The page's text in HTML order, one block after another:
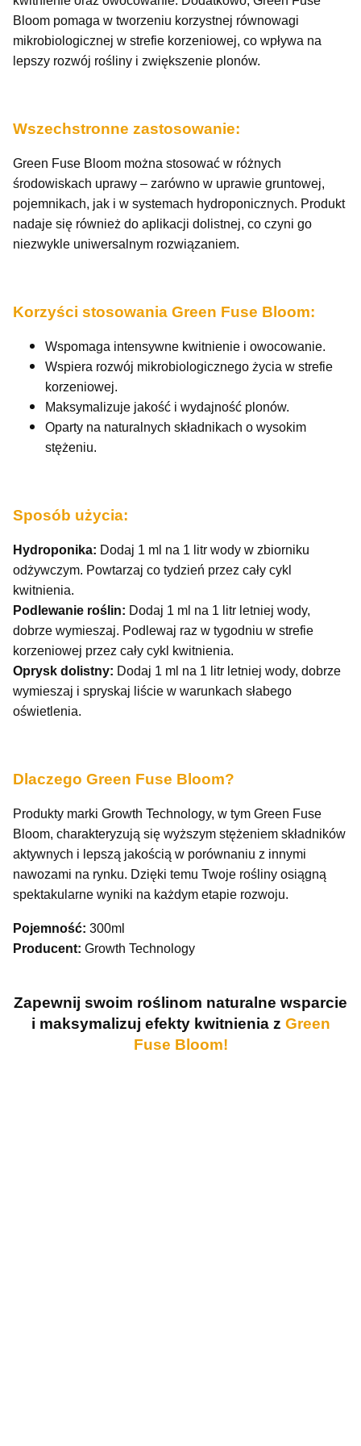
Bloom pomaga w tworzeniu korzystnej równowagi
mikrobiologicznej w strefie korzeniowej, co wpływa na
lepszy rozwój rośliny i zwiększenie plonów.
Wszechstronne zastosowanie:
Green Fuse Bloom można stosować w różnych
środowiskach uprawy – zarówno w uprawie gruntowej,
pojemnikach, jak i w systemach hydroponicznych. Produkt
nadaje się również do aplikacji dolistnej, co czyni go
niezwykle uniwersalnym rozwiązaniem.
Korzyści stosowania Green Fuse Bloom:
Wspomaga intensywne kwitnienie i owocowanie.
Wspiera rozwój mikrobiologicznego życia w strefie
korzeniowej.
Maksymalizuje jakość i wydajność plonów.
Oparty na naturalnych składnikach o wysokim
stężeniu.
Sposób użycia:
Hydroponika: Dodaj 1 ml na 1 litr wody w zbiorniku
odżywczym. Powtarzaj co tydzień przez cały cykl
kwitnienia.
Podlewanie roślin: Dodaj 1 ml na 1 litr letniej wody,
dobrze wymieszaj. Podlewaj raz w tygodniu w strefie
korzeniowej przez cały cykl kwitnienia.
Oprysk dolistny: Dodaj 1 ml na 1 litr letniej wody, dobrze
wymieszaj i spryskaj liście w warunkach słabego
oświetlenia.
Dlaczego Green Fuse Bloom?
Produkty marki Growth Technology, w tym Green Fuse
Bloom, charakteryzują się wyższym stężeniem składników
aktywnych i lepszą jakością w porównaniu z innymi
nawozami na rynku. Dzięki temu Twoje rośliny osiągną
spektakularne wyniki na każdym etapie rozwoju.
Pojemność: 300ml
Producent: Growth Technology
Zapewnij swoim roślinom naturalne wsparcie
i maksymalizuj efekty kwitnienia z Green
Fuse Bloom!